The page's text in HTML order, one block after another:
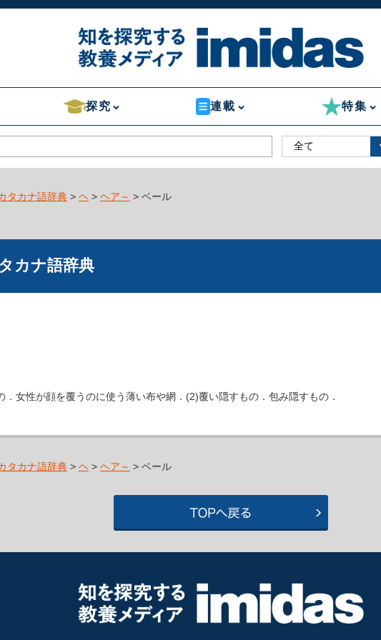
探究 連載 特集
タカナ語辞典 > ヘ > ヘア～ > ベール
カナ語辞典
．女性が顔を覆うのに使う薄い布や網．(2)覆い隠すもの．包み隠すもの．
タカナ語辞典 > ヘ > ヘア～ > ベール